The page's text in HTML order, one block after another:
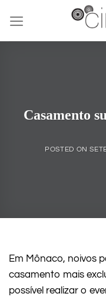
content
Casamento
POSTED ON
Em Mônaco, noivos
casamento mais
possível realizar o